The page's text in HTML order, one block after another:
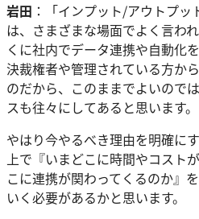
岩田 ：「インプット/アウトプ
は、さまざまな場面でよく言わ
くに社内でデータ連携や自動化
決裁権者や管理されている方か
のだから、このままでよいので
スも往々にしてあると思います。
やはり今やるべき理由を明確に
上で『いまどこに時間やコスト
こに連携が関わってくるのか』
いく必要があるかと思います。